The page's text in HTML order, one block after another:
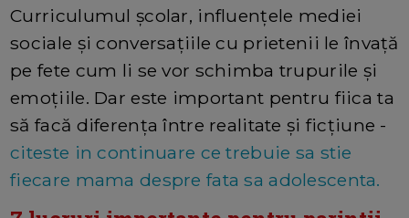
Curriculumul școlar, influențele mediei
sociale și conversațiile cu prietenii le învață
pe fete cum li se vor schimba trupurile și
emoțiile. Dar este important pentru fiica ta
să facă diferența între realitate și ficțiune -
citeste in continuare ce trebuie sa stie
fiecare mama despre fata sa adolescenta.